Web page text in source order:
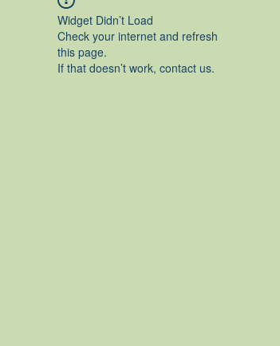
Widget Didn’t Load
Check your internet and refresh
this page.
If that doesn’t work, contact us.